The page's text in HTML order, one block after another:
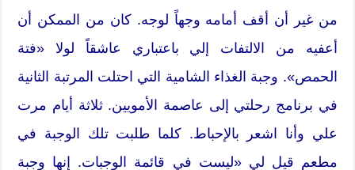
من غير أن أقف أمامه وجهاً لوجه. كان من الممكن أن
أعفيه من الالتفات إلي باعتباري عاشقاً لولا «فتة
الحمص». وجبة الغذاء الشامية التي احتلت المرتبة الثانية
في برنامج رحلتي إلى عاصمة الأمويين. ثلاثة أيام مرت
علي وأنا اشعر بالإحباط. كلما طلبت تلك الوجبة في
مطعم قيل لي «ليست في قائمة الوجبات. إنها وجبة